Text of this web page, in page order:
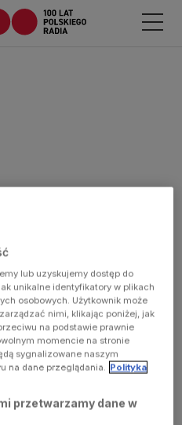
lub uzyskujemy dostęp do
unikalne identyfikatory w plikach
osobowych. Użytkownik może
nimi, klikając poniżej, jak
na podstawie prawnie
momencie na stronie
sygnalizowane naszym
na dane przeglądania. Polityka
przetwarzamy dane w